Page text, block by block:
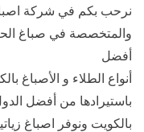
نرحب بكم في شركة اصباغ
والمتخصصة في صباغ
أفضل
أنواع الطلاء و الأصباغ
باستيرادها من أفضل
بالكويت ونوفر اصباغ